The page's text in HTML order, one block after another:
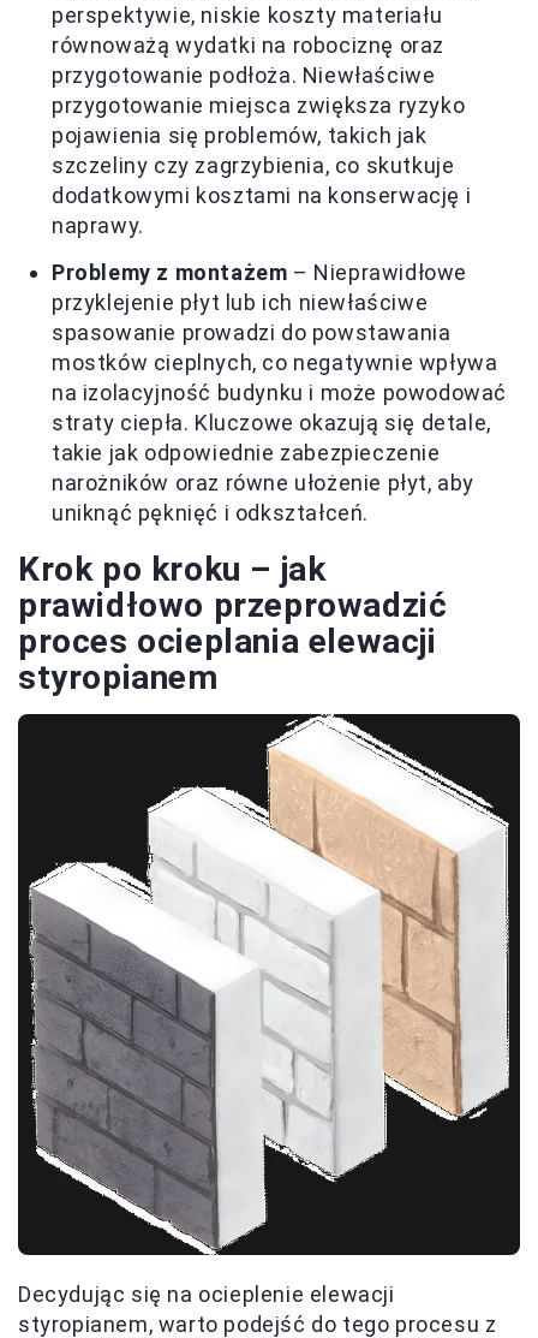
perspektywie, niskie koszty materiału
równoważą wydatki na robociznę oraz
przygotowanie podłoża. Niewłaściwe
przygotowanie miejsca zwiększa ryzyko
pojawienia się problemów, takich jak
szczeliny czy zagrzybienia, co skutkuje
dodatkowymi kosztami na konserwację i
naprawy.
Problemy z montażem – Nieprawidłowe
przyklejenie płyt lub ich niewłaściwe
spasowanie prowadzi do powstawania
mostków cieplnych, co negatywnie wpływa
na izolacyjność budynku i może powodować
straty ciepła. Kluczowe okazują się detale,
takie jak odpowiednie zabezpieczenie
narożników oraz równe ułożenie płyt, aby
uniknąć pęknięć i odkształceń.
Krok po kroku – jak
prawidłowo przeprowadzić
proces ocieplania elewacji
styropianem
Decydując się na ocieplenie elewacji
styropianem, warto podejść do tego procesu z